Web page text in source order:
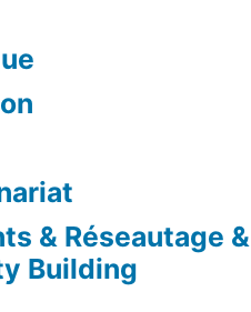
& Réseautage &
Building